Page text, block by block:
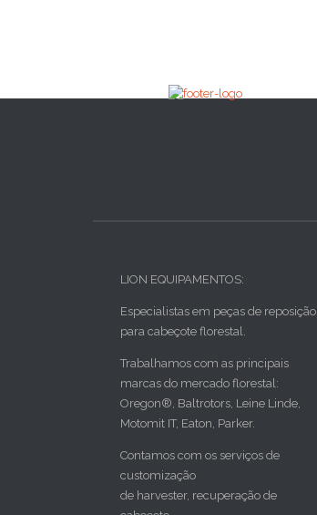
LION EQUIPAMENTOS:
Especialistas em peças de reposição
para cabeçote florestal.
Trabalhamos com as principais
marcas do mercado florestal:
Oregon®, Baltrotors, Leine Linde,
Motomit IT, Eaton, Parker.
Contamos com os serviços de
customização
de harvester, recuperação de